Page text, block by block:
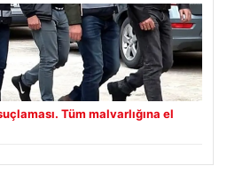
Tüm malvarlığına el